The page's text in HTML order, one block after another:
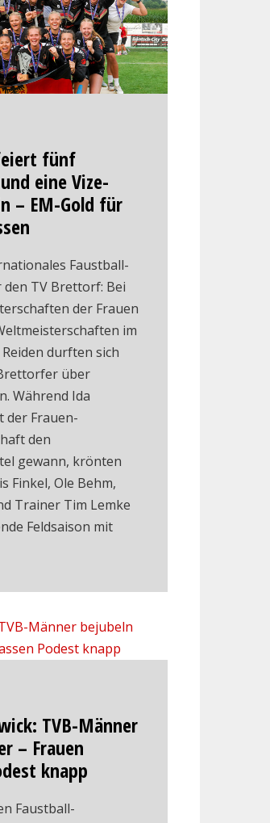
fünf
eine Vize-
– EM-Gold für
Faustball-
TV Brettorf: Bei
der Frauen
im
durften sich
über
Während Ida
der Frauen-
den
gewann, krönten
Finkel, Ole Behm,
Trainer Tim Lemke
Feldsaison mit
TVB-Männer
– Frauen
knapp
Faustball-